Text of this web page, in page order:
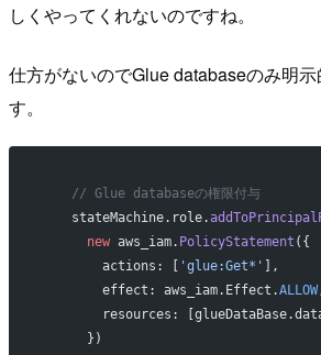
しくやってくれないのですね。
仕方がないのでGlue databaseのみ明
す。
    // Glue databaseの権限付与
    stateMachine.role.
      new
aws_iam. PolicyStatement ({
        actions: [
'glue:Get*'
],
        effect: aws_iam.Effect.
ALLOW
resources:
      })